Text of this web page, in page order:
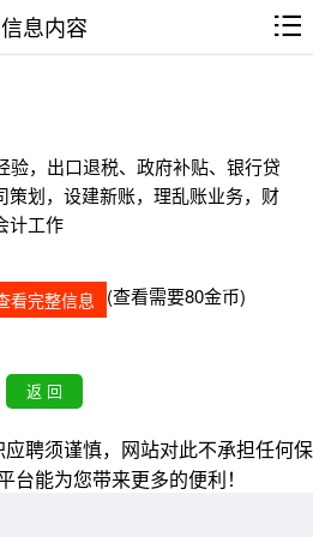
信息内容
验，出口退税、政府补贴、银行贷
策划，设建新账，理乱账业务，财
计工作
看完整信息 (查看需要80金币)
聘须谨慎，网站对此不承担任何保
能为您带来更多的便利！